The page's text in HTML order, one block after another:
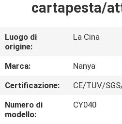
MOSTRA
VR
CIRCA
NOI
cartapesta/
Luogo di
origine:
La Cina
Marca:
Nanya
Certificazione:
CE/TUV/
Numero di
modello:
CY040